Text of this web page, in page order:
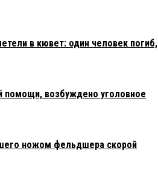
в кювет: один человек погиб,
возбуждено уголовное
ножом фельдшера скорой